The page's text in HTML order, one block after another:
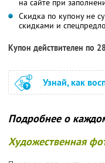
на сайте при
Скидка по купону не
скидками и
Купон действителен по
Узнай, как
Подробнее о
Художественная